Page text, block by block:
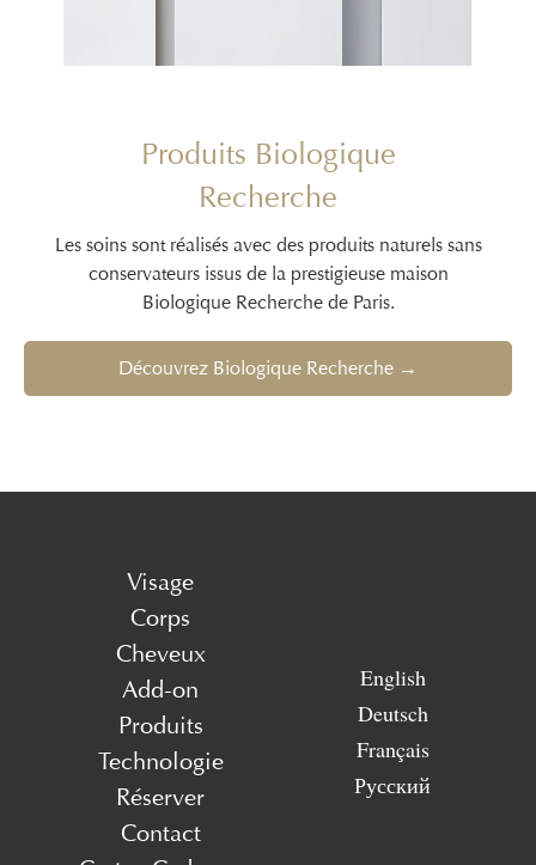
Produits Biologique
Recherche
Les soins sont réalisés avec des produits naturels sans
conservateurs issus de la prestigieuse maison
Biologique Recherche de Paris.
Découvrez Biologique Recherche →
Visage
Corps
Cheveux
Add-on
Produits
Technologie
Réserver
Contact
English
Deutsch
Français
Русский